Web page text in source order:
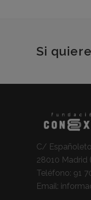
Si
C/
28010 Madrid
Teléfono: 91
Email: